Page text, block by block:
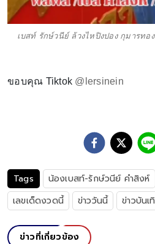
เบสท์ รักษ์วนีย์ ล้วงไหปิงปอง กุมารทอ
ขอบคุณ Tiktok @lersinein
Tags น้องเบสท์-รักษ์วนีย์ คำสิงห์
เลขเด็ดงวดนี้
ข่าววันนี้ ข่าวบันเ
ข่าวที่เกี่ยวข้อง